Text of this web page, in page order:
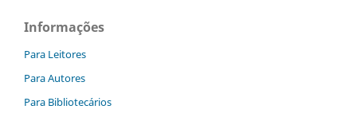
Informações
Para Leitores
Para Autores
Para Bibliotecários